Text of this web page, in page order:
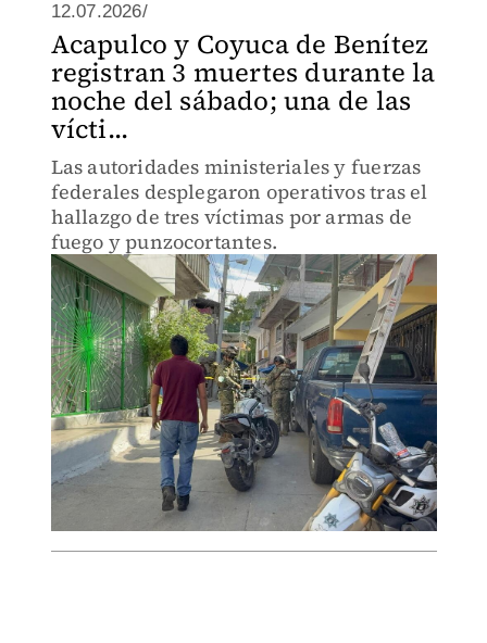
12.07.2026/
Acapulco y Coyuca de Benítez
registran 3 muertes durante la
noche del sábado; una de las
vícti...
Las autoridades ministeriales y fuerzas
federales desplegaron operativos tras el
hallazgo de tres víctimas por armas de
fuego y punzocortantes.